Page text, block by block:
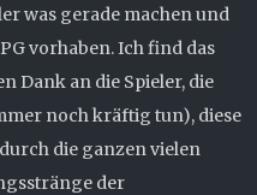
was gerade machen und
vorhaben. Ich find das
Dank an die Spieler, die
noch kräftig tun), diese
die ganzen vielen
der